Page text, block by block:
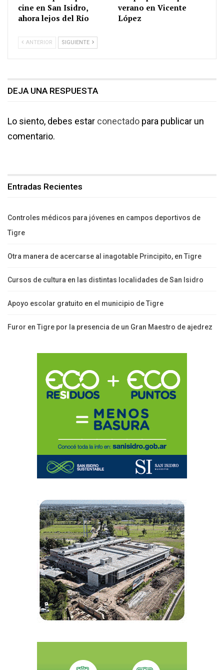
cine en San Isidro,
ahora lejos del Río
verano en Vicente
López
ANTERIOR SIGUIENTE
DEJA UNA RESPUESTA
Lo siento, debes estar conectado para publicar un
comentario.
Entradas Recientes
Controles médicos para jóvenes en campos deportivos de
Tigre
Otra manera de acercarse al inagotable Principito, en Tigre
Cursos de cultura en las distintas localidades de San Isidro
Apoyo escolar gratuito en el municipio de Tigre
Furor en Tigre por la presencia de un Gran Maestro de ajedrez